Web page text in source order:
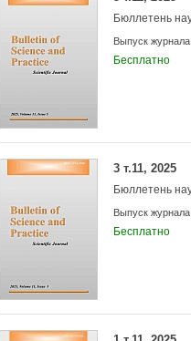
Бюллетень
Выпуск журнала
Бесплатно
3 т.11, 2025
Бюллетень
Выпуск журнала
Бесплатно